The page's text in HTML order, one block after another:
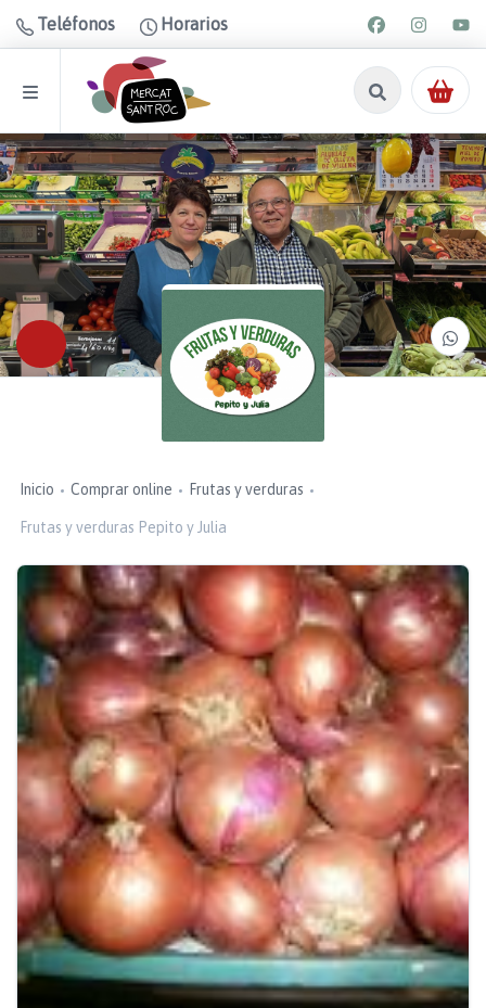
Teléfonos Horarios
Inicio Comprar online Frutas y verduras
Frutas y verduras Pepito y Julia